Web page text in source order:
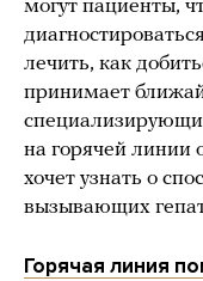
могут пациенты,
лечить, как
принимает
на горячей линии
хочет узнать о
вызывающих
Горячая линия